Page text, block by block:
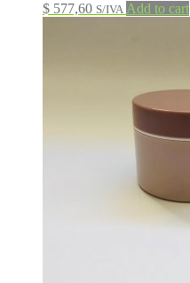
$ 577,60 S/IVA Add to cart